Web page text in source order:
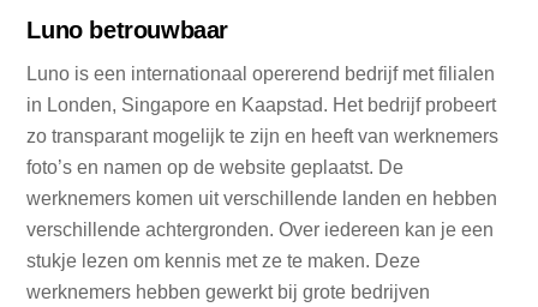
Luno betrouwbaar
Luno is een internationaal opererend bedrijf met filialen
in Londen, Singapore en Kaapstad. Het bedrijf probeert
zo transparant mogelijk te zijn en heeft van werknemers
foto’s en namen op de website geplaatst. De
werknemers komen uit verschillende landen en hebben
verschillende achtergronden. Over iedereen kan je een
stukje lezen om kennis met ze te maken. Deze
werknemers hebben gewerkt bij grote bedrijven